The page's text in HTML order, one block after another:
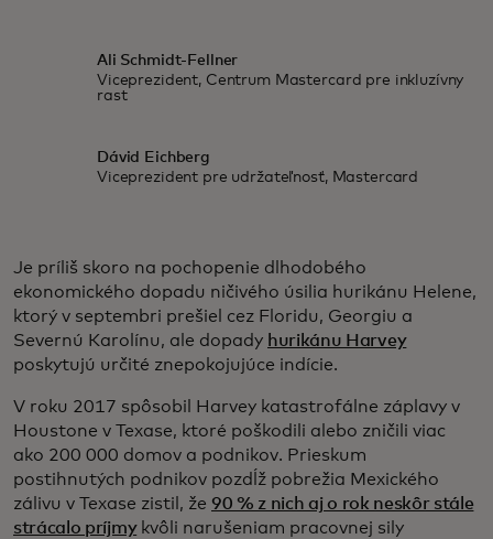
Ali Schmidt-Fellner
Viceprezident, Centrum Mastercard pre inkluzívny
rast
Dávid Eichberg
Viceprezident pre udržateľnosť, Mastercard
Je príliš skoro na pochopenie dlhodobého
ekonomického dopadu ničivého úsilia hurikánu Helene,
ktorý v septembri prešiel cez Floridu, Georgiu a
Severnú Karolínu, ale dopady hurikánu Harvey
poskytujú určité znepokojujúce indície.
V roku 2017 spôsobil Harvey katastrofálne záplavy v
Houstone v Texase, ktoré poškodili alebo zničili viac
ako 200 000 domov a podnikov. Prieskum
postihnutých podnikov pozdĺž pobrežia Mexického
zálivu v Texase zistil, že 90 % z nich aj o rok neskôr stále
strácalo príjmykvôli narušeniam pracovnej sily